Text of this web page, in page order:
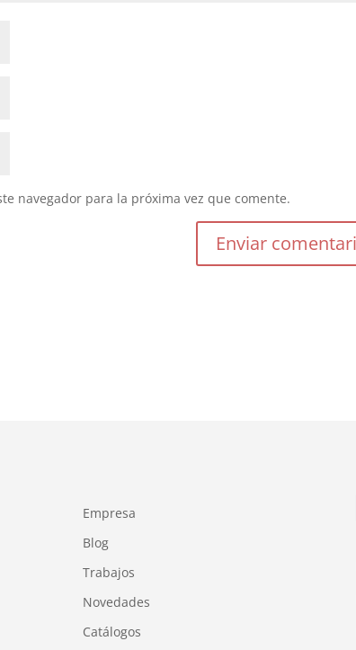
navegador para la próxima vez que comente.
Empresa
Blog
Trabajos
Novedades
Catálogos